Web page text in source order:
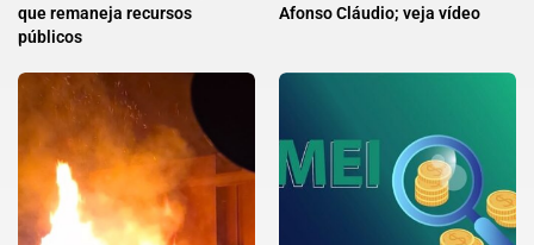
que remaneja recursos
públicos
Afonso Cláudio; veja vídeo